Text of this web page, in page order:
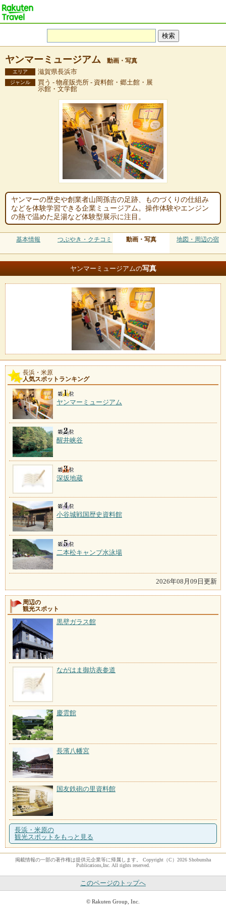
ヤンマーミュージアム 動画・写真
エリア 滋賀県長浜市
ジャンル
買う - 物産販売所 - 資料館・郷土館・展
示館・文学館
ヤンマーの歴史や創業者山岡孫吉の足跡、ものづくりの仕組み
などを体験学習できる企業ミュージアム。操作体験やエンジン
の熱で温めた足湯など体験型展示に注目。
基本情報 つぶやき・クチコミ 動画・写真 地図・周辺の宿
ヤンマーミュージアムの写真
長浜・米原
人気スポットランキング
ヤンマーミュージアム
醒井峡谷
深坂地蔵
小谷城戦国歴史資料館
二本松キャンプ水泳場
2026年08月09日更新
周辺の
観光スポット
黒壁ガラス館
ながはま御坊表参道
慶雲館
長濱八幡宮
国友鉄砲の里資料館
長浜・米原の
観光スポットをもっと見る
掲載情報の一部の著作権は提供元企業等に帰属します。 Copyright（C）2026 Shobunsha
Publications,Inc. All rights reserved.
このページのトップへ
© Rakuten Group, Inc.